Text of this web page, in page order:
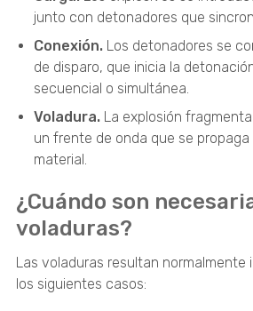
junto con detonadores que
Conexión.Los detonadores se
de disparo, que inicia la
secuencial o simultánea.
Voladura.La explosión
un frente de onda que se
material.
¿Cuándo son
voladuras?
Las voladuras resultan normalmente
los siguientes casos: